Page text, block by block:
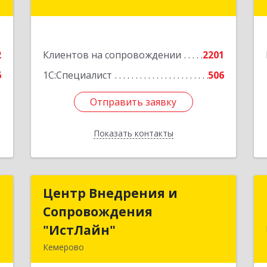
Клиентов на сопровождении
2201
1С:Специалист
506
Отправить заявку
Показать контакты
Подробнее
Отправить заявку
Назад
Центр Внедрения и
Сопровождения
"ИстЛайн"
Кемерово
Центр Внедрения и
Сопровождения